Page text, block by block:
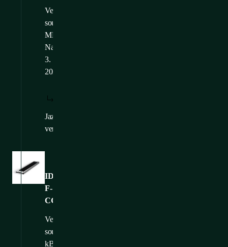
Velikost
souboru: 4,91
MB
Nahráno: 8.
3.
2025
Jazykové
verze:
ID-
F-
CG106
Velikost
souboru: 60,71
kB